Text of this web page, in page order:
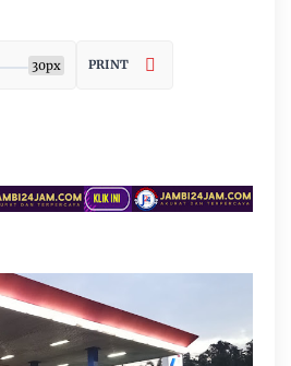
30px PRINT